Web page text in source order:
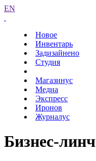
EN
Новое
Инвентарь
Задизайнено
Студия
Магазинус
Медиа
Экспресс
Иронов
Журналус
Бизнес-линч